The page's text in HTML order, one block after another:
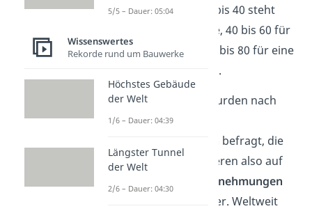
wird. Ein Wert von 20 bis 40 steht
dabei für eine niedrige, 40 bis 60 für
eine moderate und 60 bis 80 für eine
hohe Kriminalitätsrate.
Wichtig: Die Nutzer wurden nach
ihrempersönlichen
befragt, die
folgenden Daten basieren also auf
subjektiven Wahrnehmungen
der Umfrageteilnehmer. Weltweit
5/5 – Dauer: 05:04
Wissenswertes
Rekorde rund um Bauwerke
Höchstes Gebäude
der Welt
1/6 – Dauer: 04:39
Längster Tunnel
der Welt
2/6 – Dauer: 04:30